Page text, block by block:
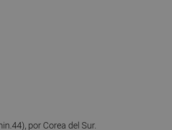
por Corea del Sur.